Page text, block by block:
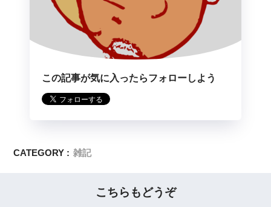
この記事が気に入ったらフォローしよう
CATEGORY : 雑記
こちらもどうぞ